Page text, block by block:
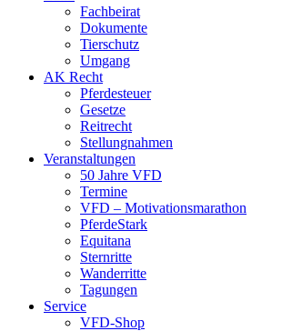
Fachbeirat
Dokumente
Tierschutz
Umgang
AK Recht
Pferdesteuer
Gesetze
Reitrecht
Stellungnahmen
Veranstaltungen
50 Jahre VFD
Termine
VFD – Motivationsmarathon
PferdeStark
Equitana
Sternritte
Wanderritte
Tagungen
Service
VFD-Shop